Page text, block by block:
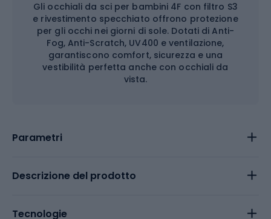
Gli occhiali da sci per bambini 4F con filtro S3
e rivestimento specchiato offrono protezione
per gli occhi nei giorni di sole. Dotati di Anti-
Fog, Anti-Scratch, UV400 e ventilazione,
garantiscono comfort, sicurezza e una
vestibilità perfetta anche con occhiali da
vista.
Parametri
Descrizione del prodotto
Tecnologie